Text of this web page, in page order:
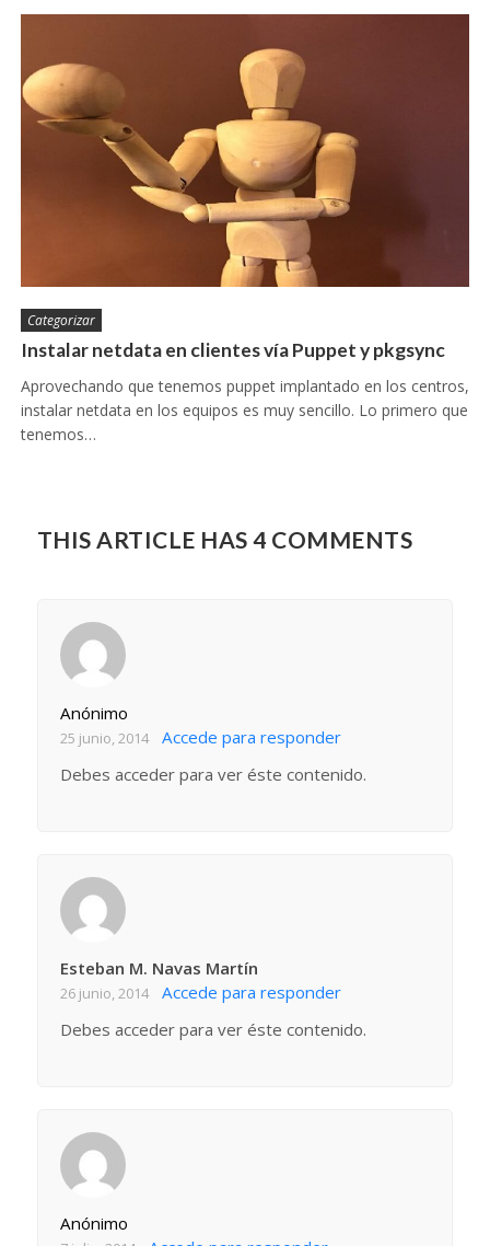
Categorizar
Instalar netdata en clientes vía Puppet y pkgsync
Aprovechando que tenemos puppet implantado en los centros,
instalar netdata en los equipos es muy sencillo. Lo primero que
tenemos…
THIS ARTICLE HAS 4 COMMENTS
Anónimo
25 junio, 2014
Accede para responder
Debes acceder para ver éste contenido.
Esteban M. Navas Martín
26 junio, 2014
Accede para responder
Debes acceder para ver éste contenido.
Anónimo